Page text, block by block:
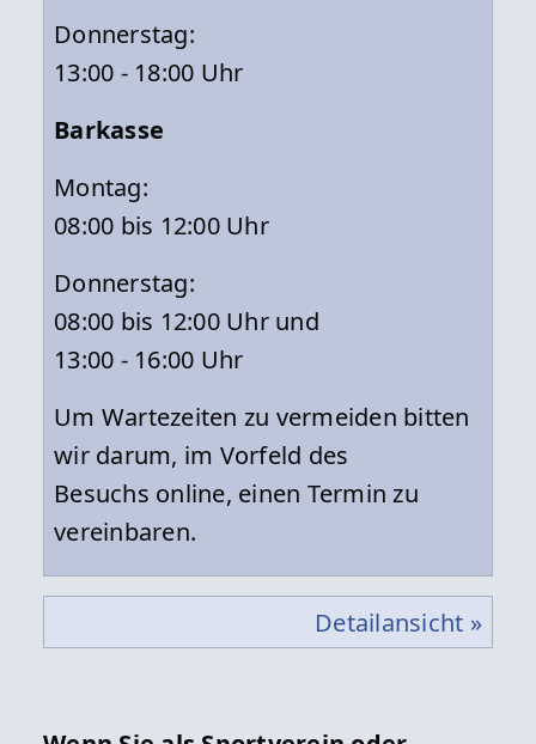
Donnerstag:
13:00 - 18:00 Uhr
Barkasse
Montag:
08:00 bis 12:00 Uhr
Donnerstag:
08:00 bis 12:00 Uhr und
13:00 - 16:00 Uhr
Um Wartezeiten zu vermeiden bitten
wir darum, im Vorfeld des
Besuchs online, einen Termin zu
vereinbaren.
Detailansicht »